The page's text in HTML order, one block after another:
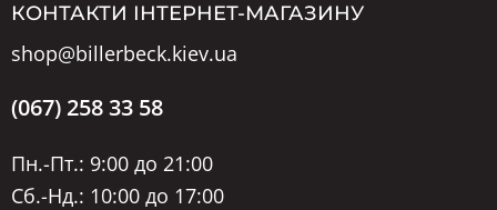
КОНТАКТИ ІНТЕРНЕТ-МАГАЗИНУ
shop@billerbeck.kiev.ua
(067) 258 33 58
Пн.-Пт.: 9:00 до 21:00
Сб.-Нд.: 10:00 до 17:00